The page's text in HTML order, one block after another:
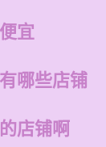
宜
哪些店铺
店铺啊